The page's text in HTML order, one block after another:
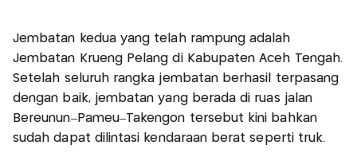
Jembatan kedua yang telah rampung adalah
Jembatan Krueng Pelang di Kabupaten Aceh Tengah.
Setelah seluruh rangka jembatan berhasil terpasang
dengan baik, jembatan yang berada di ruas jalan
Bereunun–Pameu–Takengon tersebut kini bahkan
sudah dapat dilintasi kendaraan berat seperti truk.